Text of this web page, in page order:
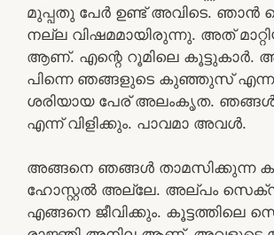
മുപ്പതു പേർ ഉണ്ട് അവിടെ. ഞാൻ
നല്ല വിഷമമായിരുന്നു. അത്
ആണ്. എന്റെ റൂമിലെ കൂട്ടുകാർ.
പിന്നെ ഞങ്ങളുടെ കുഞ്ഞുസ് എന്ന
ശരിയായ പേര് അലംകൃത. ഞങ്ങൾ
എന്ന് വിളിക്കും. പാവമാ അവൾ.
അങ്ങനെ ഞങ്ങൾ താമസിക്കുന്ന
ഹോസ്റ്റൽ അല്ലേ. അല്പം
എങ്ങനെ ജീവിക്കും. കൂട്ടത്തിലെ